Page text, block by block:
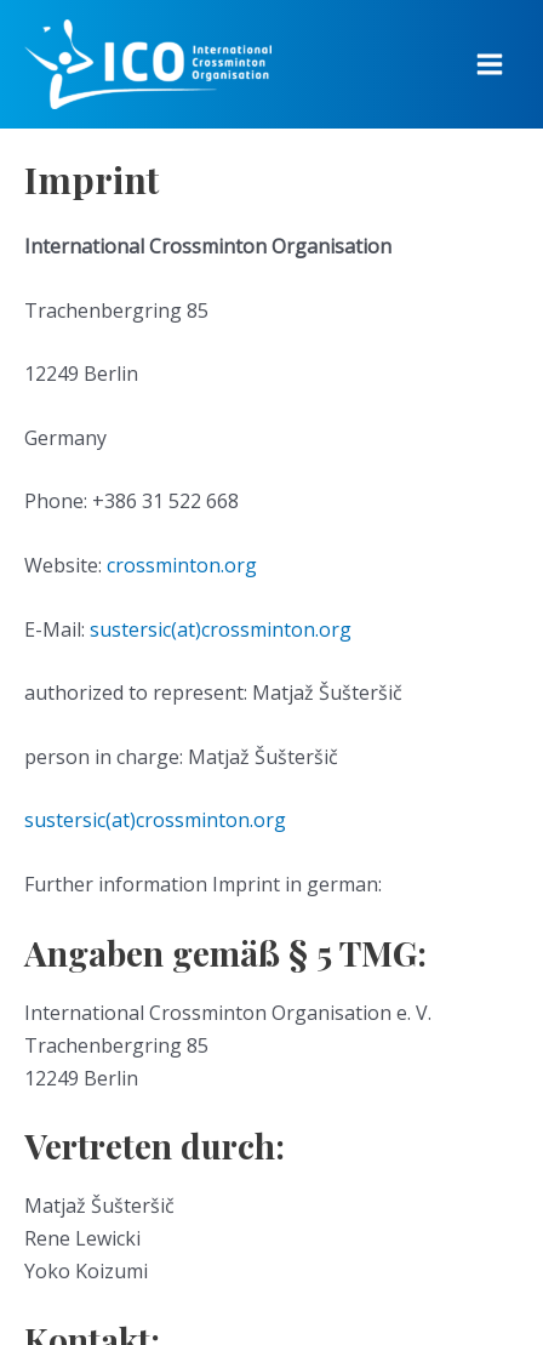
content
Main
Imprint
International Crossminton Organisation
Trachenbergring 85
12249 Berlin
Germany
Phone: +386 31 522 668
Website: crossminton.org
E-Mail: sustersic(at)crossminton.org
authorized to represent: Matjaž Šušteršič
person in charge: Matjaž Šušteršič
sustersic(at)crossminton.org
Further information Imprint in german:
Angaben gemäß § 5 TMG:
International Crossminton Organisation e. V.
Trachenbergring 85
12249 Berlin
Vertreten durch:
Matjaž Šušteršič
Rene Lewicki
Yoko Koizumi